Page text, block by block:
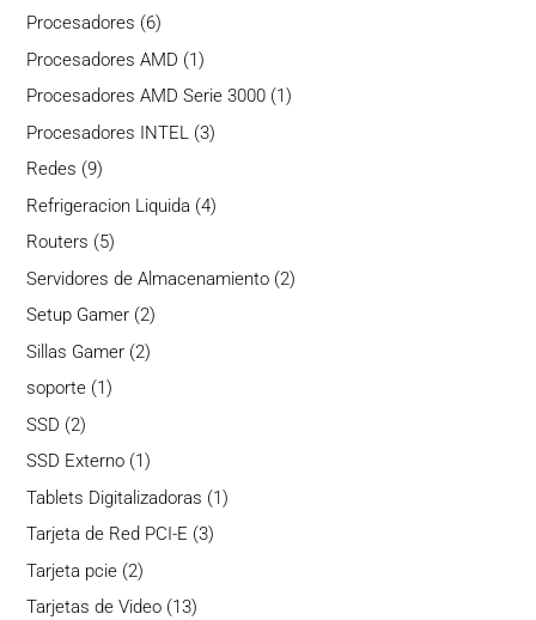
productos
Procesadores 66
productos
Procesadores AMD 11
producto
Procesadores AMD Serie 3000 1 1
Procesadores INTEL 33
Redes 99
productos
Refrigeracion Liquida 44
Routers 55
productos
Servidores de Almacenamiento 22
Setup Gamer 22
Sillas Gamer 22
soporte 1 1
SSD 22
productos
SSD Externo 1 1
producto
Tablets Digitalizadoras 11
Tarjeta de Red PCI-E 33
Tarjeta pcie 22
productos
Tarjetas de Video 1313